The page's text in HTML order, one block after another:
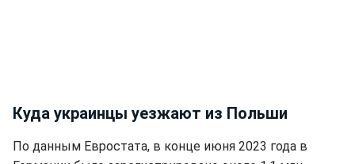
Куда украинцы уезжают из Польши
По данным Евростата, в конце июня 2023 года в